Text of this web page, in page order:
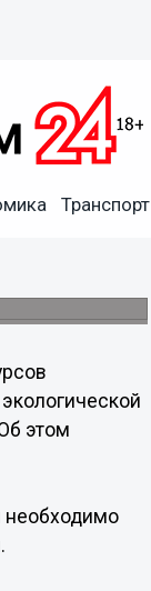
Транспорт
этом
необходимо